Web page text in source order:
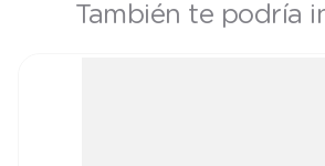
También te podría